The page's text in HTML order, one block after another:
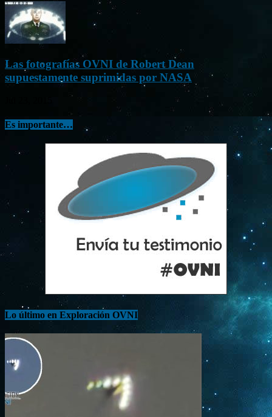
Las fotografías OVNI de Robert Dean
supuestamente suprimidas por NASA
Es importante…
Lo último en Exploración OVNI